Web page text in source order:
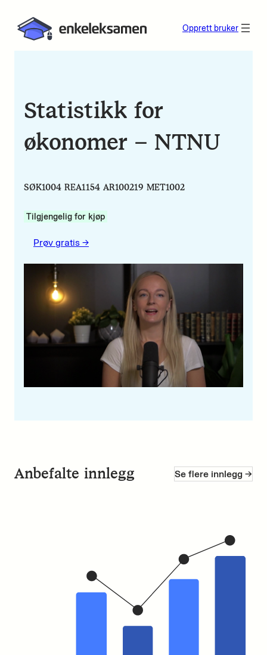
Opprett bruker
Statistikk for
økonomer – NTNU
SØK1004 REA1154 AR100219 MET1002
Tilgjengelig for kjøp
Prøv gratis ->
Anbefalte innlegg Se flere innlegg ->